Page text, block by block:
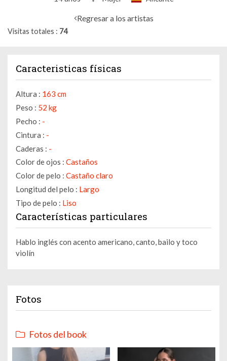
Regresar a los artistas
Visitas totales 74
Caracteristicas físicas
Altura : 163 cm
Peso : 52 kg
Pecho : -
Cintura : -
Caderas : -
Color de ojos : Castaños
Color de pelo : Castaño claro
Longitud del pelo : Largo
Tipo de pelo : Liso
Características particulares
Hablo inglés con acento americano, canto, bailo y toco
violín
Fotos
Fotos del book